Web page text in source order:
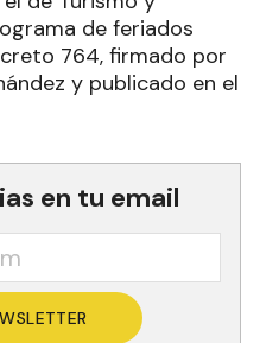
de feriados
764, firmado por
y publicado en el
en tu email